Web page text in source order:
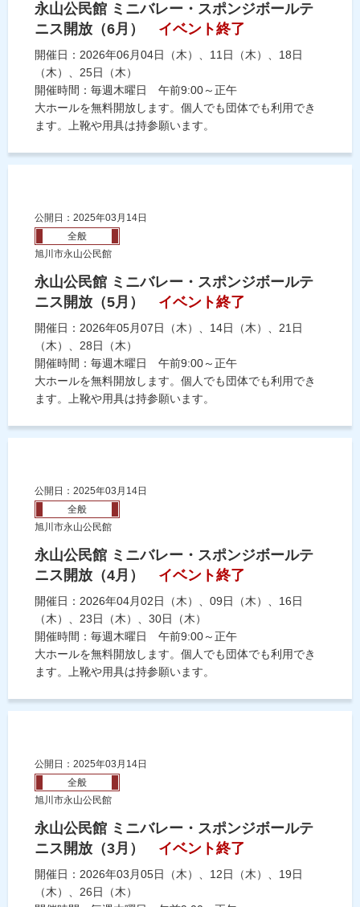
永山公民館 ミニバレー・スポンジボールテ
ニス開放（6月）
イベント終了
開催日：2026年06月04日（木）、11日（木）、18日
（木）、25日（木）
開催時間：毎週木曜日 午前9:00～正午
大ホールを無料開放します。個人でも団体でも利用でき
ます。上靴や用具は持参願います。
公開日：2025年03月14日
全般
旭川市永山公民館
永山公民館 ミニバレー・スポンジボールテ
ニス開放（5月）
イベント終了
開催日：2026年05月07日（木）、14日（木）、21日
（木）、28日（木）
開催時間：毎週木曜日 午前9:00～正午
大ホールを無料開放します。個人でも団体でも利用でき
ます。上靴や用具は持参願います。
公開日：2025年03月14日
全般
旭川市永山公民館
永山公民館 ミニバレー・スポンジボールテ
ニス開放（4月）
イベント終了
開催日：2026年04月02日（木）、09日（木）、16日
（木）、23日（木）、30日（木）
開催時間：毎週木曜日 午前9:00～正午
大ホールを無料開放します。個人でも団体でも利用でき
ます。上靴や用具は持参願います。
公開日：2025年03月14日
全般
旭川市永山公民館
永山公民館 ミニバレー・スポンジボールテ
ニス開放（3月）
イベント終了
開催日：2026年03月05日（木）、12日（木）、19日
（木）、26日（木）